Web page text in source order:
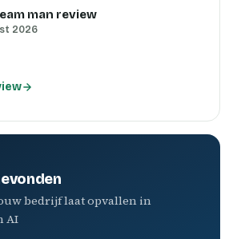
man review
2026
bedrijf laat opvallen in
AI